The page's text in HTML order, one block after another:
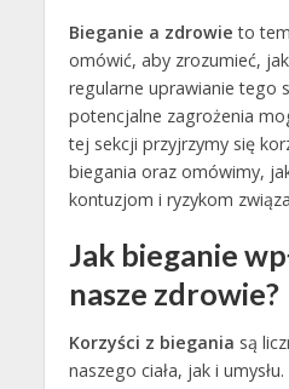
Bieganie a zdrowie to
omówić, aby zrozumieć,
regularne uprawianie tego
potencjalne zagrożenia
tej sekcji przyjrzymy się
biegania oraz omówimy,
kontuzjom i ryzykom
Jak bieganie
nasze zdrowie?
Korzyści z biegania są
naszego ciała, jak i